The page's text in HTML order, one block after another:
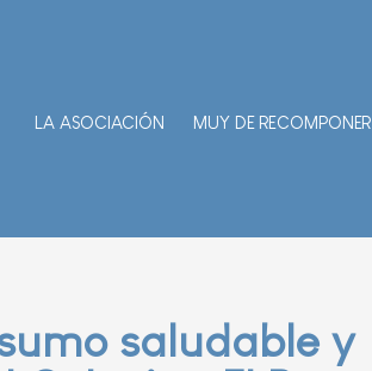
LA ASOCIACIÓN MUY DE RECOMPONER
saludable y